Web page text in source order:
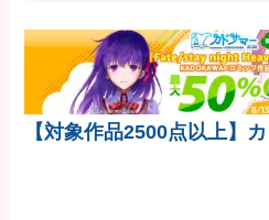
【対象作品2500点以上】